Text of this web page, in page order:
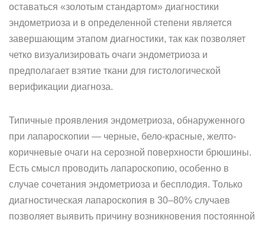
оставаться «золотым стандартом» диагностики
эндометриоза и в определенной степени является
завершающим этапом диагностики, так как позволяет
четко визуализировать очаги эндометриоза и
предполагает взятие ткани для гистологической
верификации диагноза.
Типичные проявления эндометриоза, обнаруженного
при лапароскопии — черные, бело-красные, желто-
коричневые очаги на серозной поверхности брюшины.
Есть смысл проводить лапароскопию, особенно в
случае сочетания эндометриоза и бесплодия. Только
диагностическая лапароскопия в 30–80% случаев
позволяет выявить причину возникновения постоянной